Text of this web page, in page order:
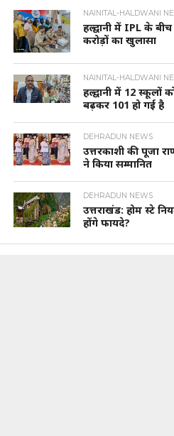
NAINITAL-HALDWANI
हल्द्वानी में IPL के
करोड़ों का खुलासा
NAINITAL-HALDWANI
हल्द्वानी में 12 स्कूलों
बढ़कर 101 हो गई है
DEHRADUN NEWS
उत्तरकाशी की पूजा
ने किया सम्मानित
DEHRADUN NEWS
उत्तराखंड: होम स्टे
होंगे फायदे?